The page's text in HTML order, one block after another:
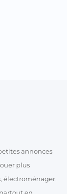
annonces
plus
électroménager,